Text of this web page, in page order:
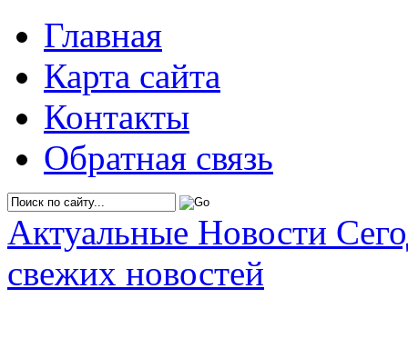
Главная
Карта сайта
Контакты
Обратная связь
Актуальные Новости
свежих новостей